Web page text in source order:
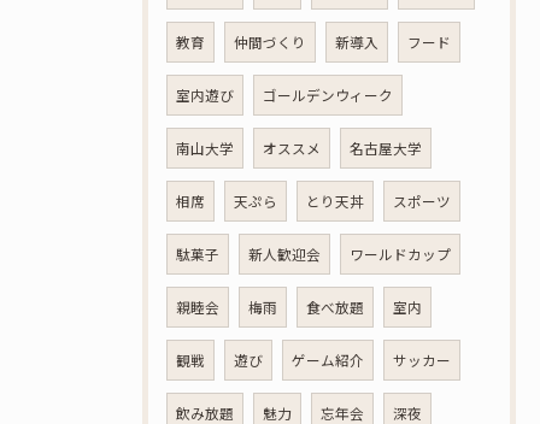
教育 仲間づくり 新導入 フード
室内遊び ゴールデンウィーク
南山大学 オススメ 名古屋大学
相席 天ぷら とり天丼 スポーツ
駄菓子 新人歓迎会 ワールドカップ
親睦会 梅雨 食べ放題 室内
観戦 遊び ゲーム紹介 サッカー
飲み放題 魅力 忘年会 深夜